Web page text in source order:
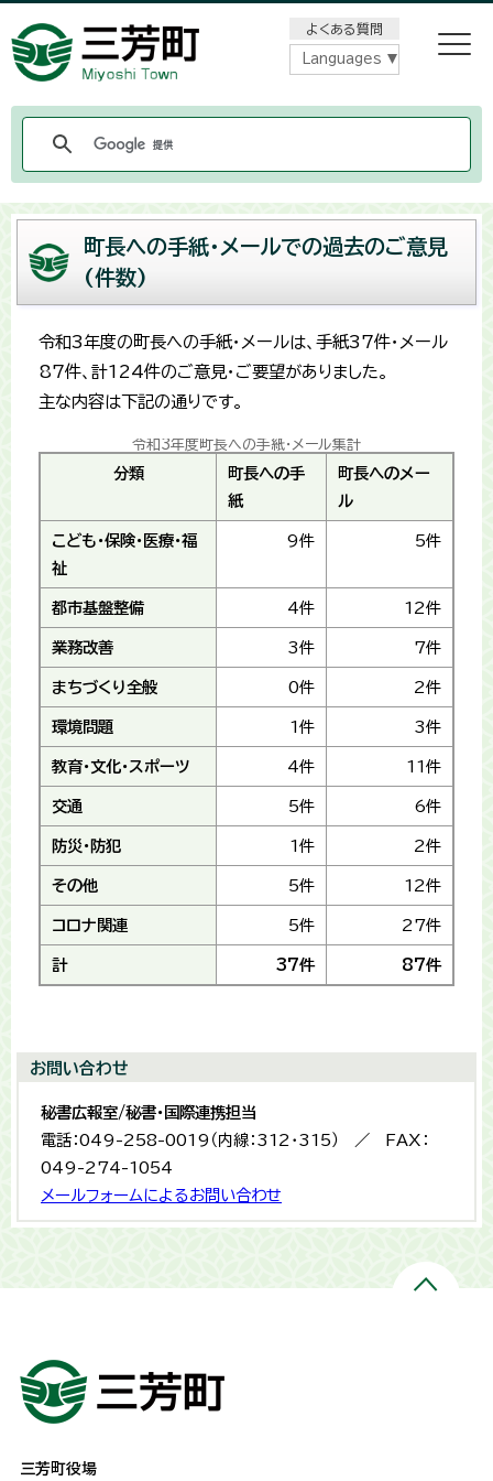
よくある質問
Languages
町長への手紙・メールでの過去のご意見
(件数)
令和3年度の町長への手紙･メールは、手紙37件･メール
87件、計124件のご意見･ご要望がありました。
主な内容は下記の通りです。
令和3年度町長への手紙･メール集計
分類
町長への手
紙
町長へのメー
ル
こども・保険・医療・福
祉
9件 5件
都市基盤整備 4件 12件
業務改善 3件 7件
まちづくり全般 0件 2件
環境問題 1件 3件
教育・文化・スポーツ 4件 11件
交通 5件 6件
防災・防犯 1件 2件
その他 5件 12件
コロナ関連 5件 27件
計 37件 87件
お問い合わせ
秘書広報室/秘書・国際連携担当
電話：049-258-0019（内線：312・315） ／ FAX：
049-274-1054
メールフォームによるお問い合わせ
三芳町役場